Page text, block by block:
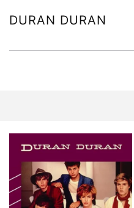
*NEW RELEASE (最新約3ヶ月)
スコーピオンズ / 2024年6月
マネスキン / 2024年6月9日 ド
リアム・ギャラガー / 2024年
全収録！
*NEW RELEASE (最新約3ヶ月)
メガデス / 2023年8月4日 ドイ
*NEW RELEASE (最新約3ヶ月)
DURAN DURAN